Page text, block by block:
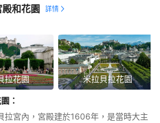
和花園
拉花園 米拉貝拉花園
：
拉宮內，宮殿建於1606年，是當時大主